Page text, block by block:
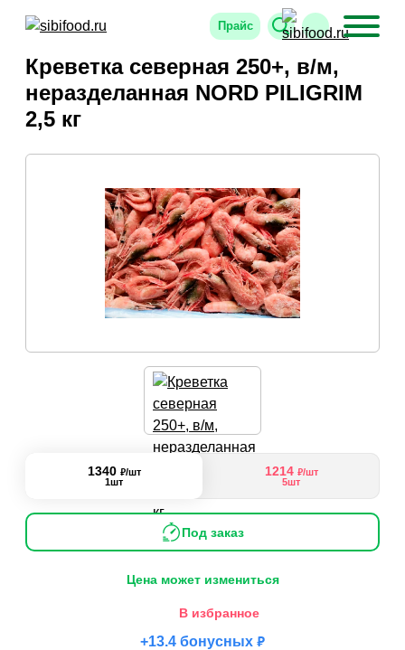
Прайс
Креветка северная 250+, в/м,
неразделанная NORD PILIGRIM
2,5 кг
1340 ₽/шт
1шт
1214 ₽/шт
5шт
Под заказ
Цена может измениться
В избранное
+13.4 бонусных ₽